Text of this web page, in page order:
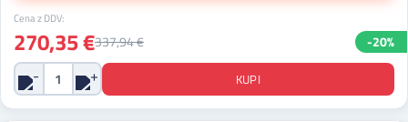
Cena z DDV:
270,35 €337,94 € -20%